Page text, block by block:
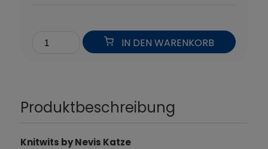
IN DEN WARENKORB
Produktbeschreibung
Knitwits by Nevis Katze